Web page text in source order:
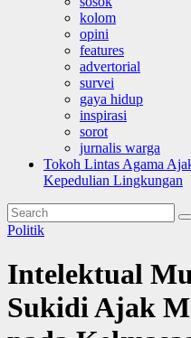
kolom
opini
features
advertorial
survei
gaya hidup
inspirasi
sorot
jurnalis warga
Tokoh Lintas Agama
Kepedulian Lingkungan
Politik
Intelektual
Sukidi Ajak